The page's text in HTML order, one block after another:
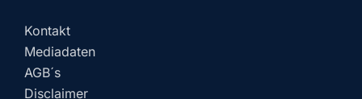
Kontakt
Mediadaten
AGB´s
Disclaimer